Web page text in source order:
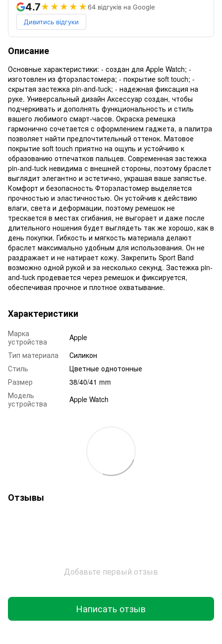
4.7★★★★★64 відгуків на Google
Дивитись відгуки
Описание
Основные характеристики: - создан для Apple Watch; -
изготовлен из фторэластомера; - покрытие soft touch; -
скрытая застежка pin-and-tuck; - надежная фиксация на
руке. Универсальный дизайн Аксессуар создан, чтобы
подчеркивать и дополнять функциональность и стиль
вашего любимого смарт-часов. Окраска ремешка
гармонично сочетается с оформлением гаджета, а палитра
позволяет найти предпочтительный оттенок. Матовое
покрытие soft touch приятно на ощупь и устойчиво к
образованию отпечатков пальцев. Современная застежка
pin-and-tuck невидима с внешней стороны, поэтому браслет
выглядит элегантно и эстетично, украшая ваше запястье.
Комфорт и безопасность Фторэластомер выделяется
прочностью и эластичностью. Он устойчив к действию
влаги, света и деформации, поэтому ремешок не
трескается в местах сгибания, не выгорает и даже после
длительного ношения будет выглядеть так же хорошо, как в
день покупки. Гибкость и мягкость материала делают
браслет максимально удобным для использования. Он не
раздражает и не натирает кожу. Закрепить Sport Band
возможно одной рукой и за несколько секунд. Застежка pin-
and-tuck продевается через ремешок и фиксируется,
обеспечивая прочное и плотное охватывание.
Характеристики
Марка
устройства
Apple
Тип материала
Силикон
Стиль
Цветные однотонные
Размер
38/40/41 mm
Модель
устройства
Apple Watch
Отзывы
Добавьте первый отзыв
Написать отзыв